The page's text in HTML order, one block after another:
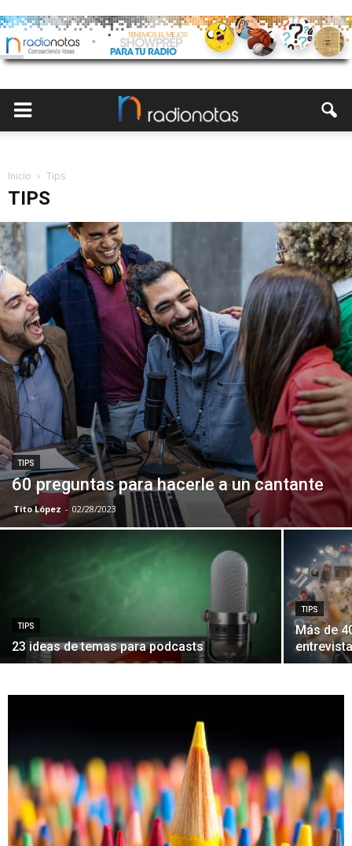
Inicio Tips
TIPS
TIPS
60 preguntas para hacerle a un cantante
Tito López - 02/28/2023
TIPS
23 ideas de temas para podcasts
TIPS
Más de